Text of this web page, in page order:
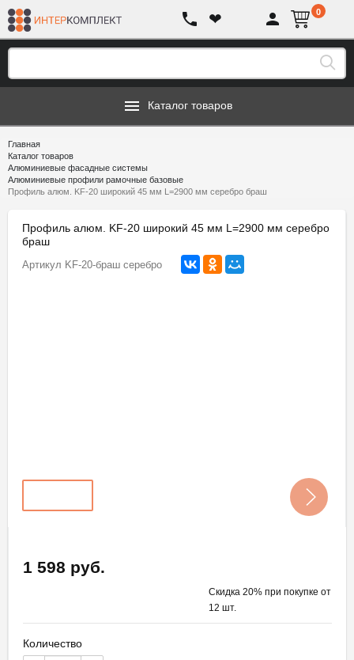
❤ 0
Каталог товаров
Главная
Каталог товаров
Алюминиевые фасадные системы
Алюминиевые профили рамочные базовые
Профиль алюм. KF-20 широкий 45 мм L=2900 мм серебро браш
Профиль алюм. KF-20 широкий 45 мм L=2900 мм серебро
браш
Артикул KF-20-браш серебро
1 598 руб.
Скидка 20% при покупке от
12 шт.
Количество